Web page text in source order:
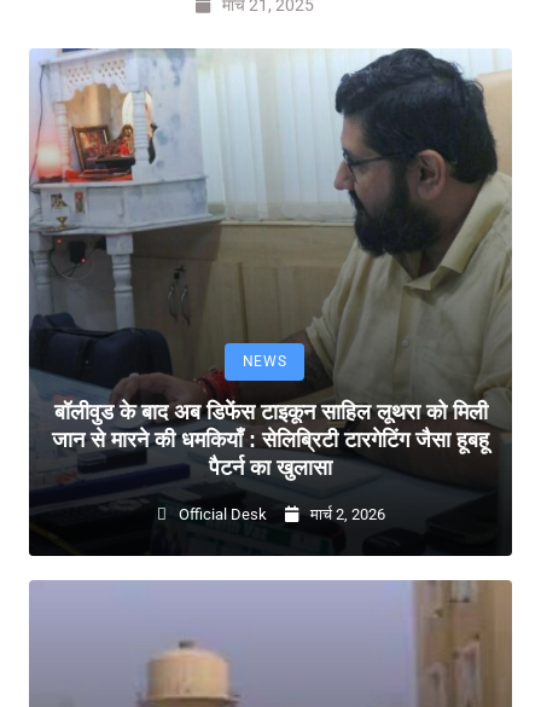
मार्च 21, 2025
NEWS
बॉलीवुड के बाद अब डिफेंस टाइकून साहिल लूथरा को मिली
जान से मारने की धमकियाँ : सेलिब्रिटी टारगेटिंग जैसा हूबहू
पैटर्न का खुलासा
Official Desk मार्च 2, 2026